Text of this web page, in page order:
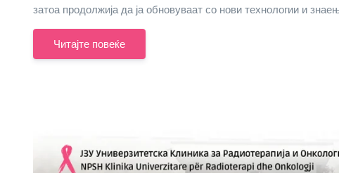
затоа продолжија да ја обновуваат со нови технологии и
Читајте повеќе